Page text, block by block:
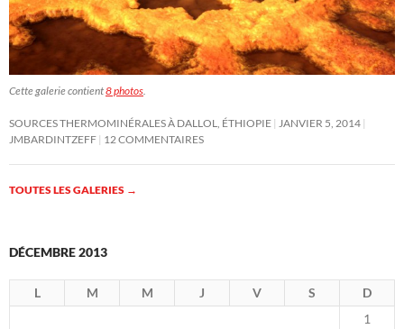
Cette galerie contient8 photos
SOURCES THERMOMINÉRALES À DALLOL, ÉTHIOPIE
JANVIER 5, 2014
JMBARDINTZEFF 12 COMMENTAIRES
TOUTES LES GALERIES →
DÉCEMBRE 2013
L M M J V S
D
1